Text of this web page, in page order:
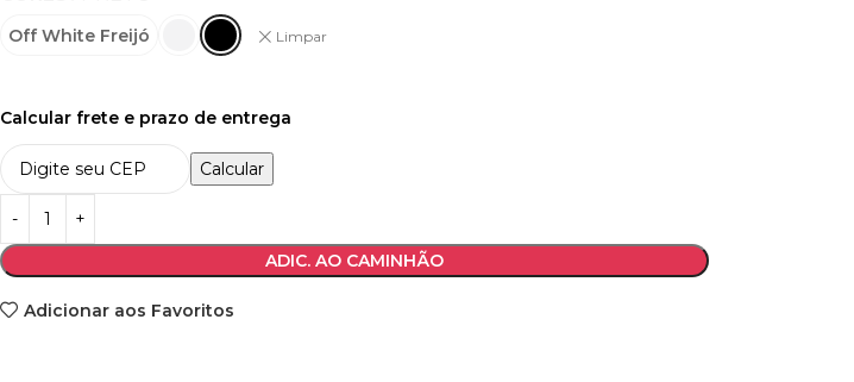
Off White Freijó Limpar
Calcular frete e prazo de entrega
Calcular
ADIC. AO CAMINHÃO
Adicionar aos Favoritos